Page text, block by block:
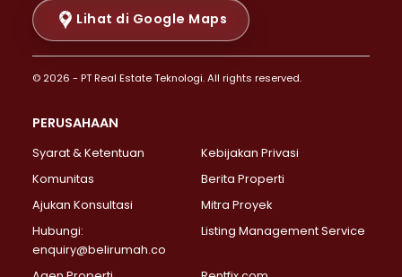
Properti Dijual di Kramat >
Properti Dijual di Pasar Baru >
Properti Dijual di Bendungan Hilir >
Properti Dijual di Jakarta Selatan >
Properti Dijual di Lebak Bulus >
Properti Dijual di Gandaria Selatan >
Properti Dijual di Pondok Labu >
Properti Dijual di Lenteng Agung >
Properti Dijual di Senayan >
Lihat di Google Maps
© 2026 - PT Real Estate Teknologi. All rights reserved.
PERUSAHAAN
Syarat & Ketentuan
Kebijakan Privasi
Komunitas
Berita Properti
Ajukan Konsultasi
Mitra Proyek
Hubungi:
enquiry@belirumah.co
Listing Management Service